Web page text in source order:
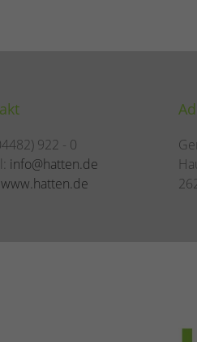
922 - 0
info@hatten.de
www.hatten.de